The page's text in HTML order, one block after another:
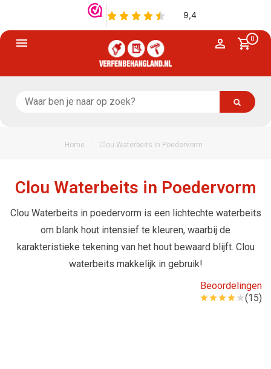
0
Home Clou Waterbeits In Poedervorm
Clou Waterbeits in Poedervorm
Clou Waterbeits in poedervorm is een lichtechte waterbeits
om blank hout intensief te kleuren, waarbij de
karakteristieke tekening van het hout bewaard blijft. Clou
waterbeits makkelijk in gebruik!
Beoordelingen
(15)